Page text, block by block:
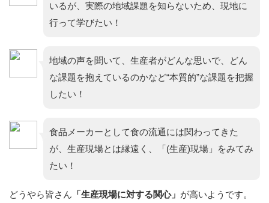
いるが、実際の地域課題を知らないため、現地に
行って学びたい！
地域の声を聞いて、生産者がどんな思いで、どん
な課題を抱えているのかなど“本質的”な課題を把握
したい！
食品メーカーとして食の流通には関わってきた
が、生産現場とは縁遠く、「(生産)現場」をみてみ
たい！
どうやら皆さん 「生産現場に対する関心」 が高いようです。